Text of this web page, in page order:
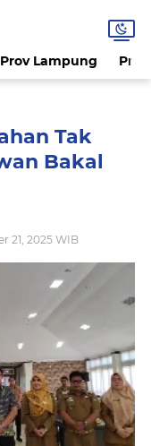
Prov Lampung
Tak
Bakal
21, 2025 WIB